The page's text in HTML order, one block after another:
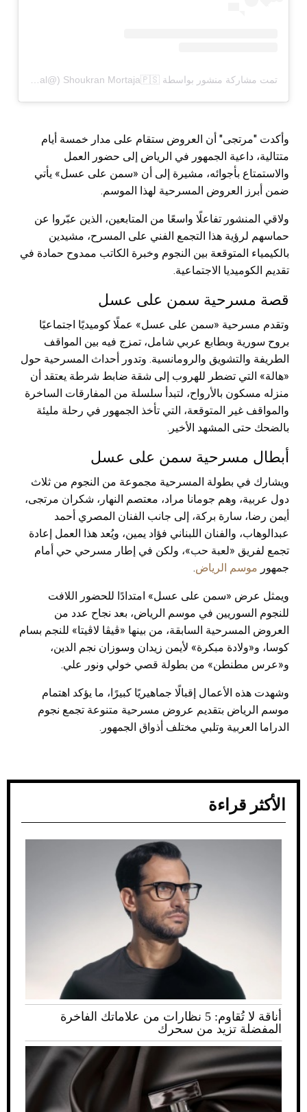
تمت مشاركة منشور بواسطة ‏‎Shoukran Mortaja🇵🇸‎‏ (@‏‎shoukranmortajaofficial‎‏)
وأكدت "مرتجى" أن العروض ستقام على مدار خمسة أيام
متتالية، داعية الجمهور في الرياض إلى حضور العمل
والاستمتاع بأجوائه، مشيرة إلى أن «سمن على عسل» يأتي
ضمن أبرز العروض المسرحية لهذا الموسم.
ولاقي المنشور تفاعلًا واسعًا من المتابعين، الذين عبّروا عن
حماسهم لرؤية هذا التجمع الفني على المسرح، مشيدين
بالكيمياء المتوقعة بين النجوم وخبرة الكاتب ممدوح حمادة في
تقديم الكوميديا الاجتماعية.
قصة مسرحية سمن على عسل
وتقدم مسرحية «سمن على عسل» عملًا كوميديًا اجتماعيًا
بروح سورية وبطابع عربي شامل، تمزج فيه بين المواقف
الطريفة والتشويق والرومانسية. وتدور أحداث المسرحية حول
«هالة» التي تضطر للهروب إلى شقة ضابط شرطة يعتقد أن
منزله مسكون بالأرواح، لتبدأ سلسلة من المفارقات الساخرة
والمواقف غير المتوقعة، التي تأخذ الجمهور في رحلة مليئة
بالضحك حتى المشهد الأخير.
أبطال مسرحية سمن على عسل
ويشارك في بطولة المسرحية مجموعة من النجوم من ثلاث
دول عربية، وهم جومانا مراد، معتصم النهار، شكران مرتجى،
أيمن رضا، سارة بركة، إلى جانب الفنان المصري أحمد
عبدالوهاب، والفنان اللبناني فؤاد يمين، ويُعد هذا العمل إعادة
تجمع لفريق «لعبة حب»، ولكن في إطار مسرحي حي أمام
جمهور موسم الرياض.
ويمثل عرض «سمن على عسل» امتدادًا للحضور اللافت
للنجوم السوريين في موسم الرياض، بعد نجاح عدد من
العروض المسرحية السابقة، من بينها «ڤيڤا لاڤيتا» للنجم بسام
كوسا، و«ولادة مبكرة» لأيمن زيدان وسوزان نجم الدين،
و«عرس مطنطن» من بطولة قصي خولي ونور علي.
وشهدت هذه الأعمال إقبالًا جماهيريًا كبيرًا، ما يؤكد اهتمام
موسم الرياض بتقديم عروض مسرحية متنوعة تجمع نجوم
الدراما العربية وتلبي مختلف أذواق الجمهور.
الأكثر قراءة
أناقة لا تُقاوم: 5 نظارات من علاماتك الفاخرة
المفضلة تزيد من سحرك